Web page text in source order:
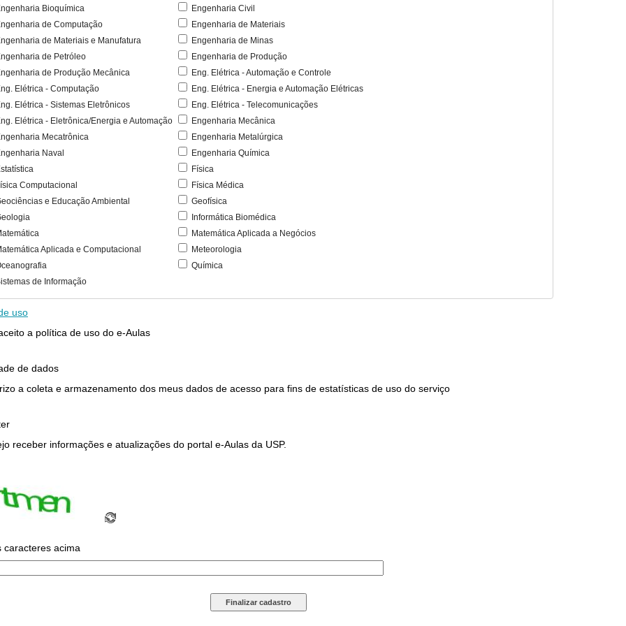
Bioquímica
Engenharia Civil
de Computação
Engenharia de Materiais
de Materiais e Manufatura
Engenharia de Minas
de Petróleo
Engenharia de Produção
de Produção Mecânica
Eng. Elétrica - Automação e Controle
Elétrica - Computação
Eng. Elétrica - Energia e Automação Elétricas
Elétrica - Sistemas Eletrônicos
Eng. Elétrica - Telecomunicações
Elétrica - Eletrônica/Energia e Automação
Engenharia Mecânica
Mecatrônica
Engenharia Metalúrgica
Naval
Engenharia Química
Física
Computacional
Física Médica
e Educação Ambiental
Geofísica
Informática Biomédica
Matemática Aplicada a Negócios
Aplicada e Computacional
Meteorologia
Química
de Informação
uso
a política de uso do e-Aulas
de dados
a coleta e armazenamento dos meus dados de acesso para fins de estatísticas de uso do serviço
receber informações e atualizações do portal e-Aulas da USP.
caracteres acima